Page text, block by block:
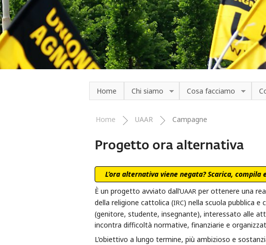
Salta al contenuto principale
Home Chi siamo Cosa facciamo
Tu sei qui
Home UAAR Campagne
Progetto ora alternativa
L’ora alternativa viene negata? Scarica, compila
È un progetto avviato dall’UAAR per ottenere una
della religione cattolica (IRC) nella scuola pubblica e
(genitore, studente, insegnante), interessato alle
incontra difficoltà normative, finanziarie e
L’obiettivo a lungo termine, più ambizioso e